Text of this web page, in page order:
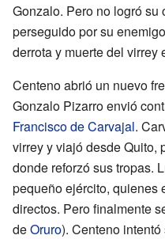
Gonzalo. Pero no logró su
perseguido por su
derrota y muerte del virrey
Centeno abrió un nuevo
Gonzalo Pizarro envió
Francisco de Carvajal.
virrey y viajó desde Quito,
donde reforzó sus tropas.
pequeño ejército, quienes
directos. Pero finalmente
deOruro). Centeno